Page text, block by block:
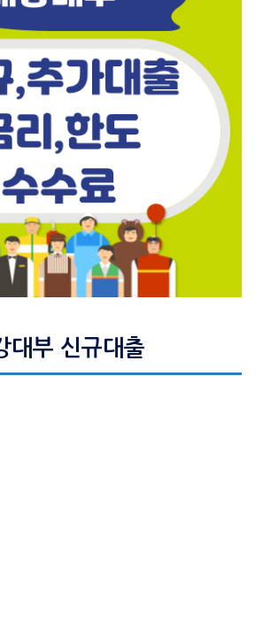
대부 신규대출